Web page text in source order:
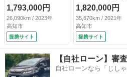
クカメラ アダプテ
ィブクルーズ ＥＴ
Ｃ Ｂｌｕｅｔｏｏ
ｔｈ ドラレコ ス
マートキー ＬＥＤ
ヘッド コーナーセ
ンサー オートマチ
ックハイビーム 革
1,793,000円
26,090km / 2023年
高知市
提携サイト
車 メゾン 禁煙
車 メーカー９イ
チナビ バックカ
ラ アダプティブ
ルーズコントロ
ル ホンダセン
グ クリアラン
ナー シートヒ
1,820,000円
35,670km / 2021年
高知市
提携サイト
【自社ローン】審
自社ローンなら「じし